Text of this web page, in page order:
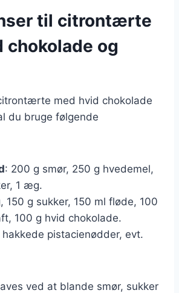
til citrontærte
chokolade og
med hvid chokolade
du bruge følgende
: 200 g smør, 250 g hvedemel,
1 æg.
150 g sukker, 150 ml fløde, 100
100 g hvid chokolade.
hakkede pistacienødder, evt.
ved at blande smør, sukker